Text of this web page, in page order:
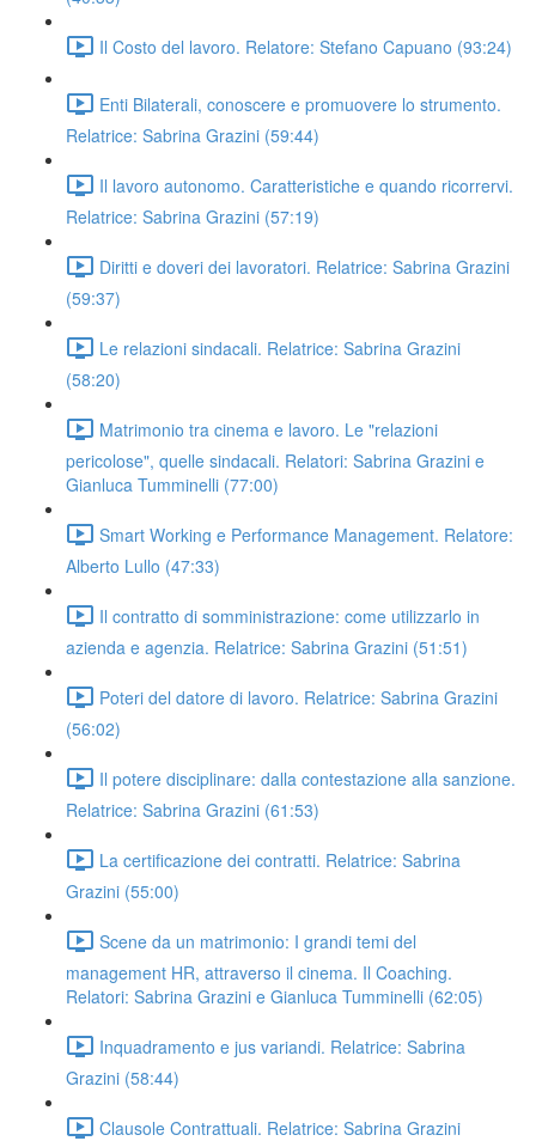
Il Costo del lavoro. Relatore: Stefano Capuano (93:24)
Enti Bilaterali, conoscere e promuovere lo strumento.
Relatrice: Sabrina Grazini (59:44)
Il lavoro autonomo. Caratteristiche e quando ricorrervi.
Relatrice: Sabrina Grazini (57:19)
Diritti e doveri dei lavoratori. Relatrice: Sabrina Grazini
(59:37)
Le relazioni sindacali. Relatrice: Sabrina Grazini
(58:20)
Matrimonio tra cinema e lavoro. Le "relazioni
pericolose", quelle sindacali. Relatori: Sabrina Grazini e
Gianluca Tumminelli (77:00)
Smart Working e Performance Management. Relatore:
Alberto Lullo (47:33)
Il contratto di somministrazione: come utilizzarlo in
azienda e agenzia. Relatrice: Sabrina Grazini (51:51)
Poteri del datore di lavoro. Relatrice: Sabrina Grazini
(56:02)
Il potere disciplinare: dalla contestazione alla sanzione.
Relatrice: Sabrina Grazini (61:53)
La certificazione dei contratti. Relatrice: Sabrina
Grazini (55:00)
Scene da un matrimonio: I grandi temi del
management HR, attraverso il cinema. Il Coaching.
Relatori: Sabrina Grazini e Gianluca Tumminelli (62:05)
Inquadramento e jus variandi. Relatrice: Sabrina
Grazini (58:44)
Clausole Contrattuali. Relatrice: Sabrina Grazini